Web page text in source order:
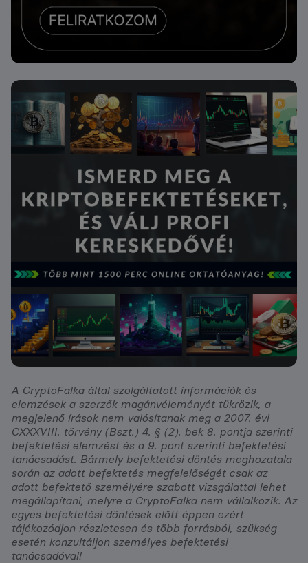
A CryptoFalka által szolgáltatott információk és
elemzések a szerzők magánvéleményét tükrözik, a
megjelenő írások nem valósítanak meg a 2007. évi
CXXXVIII. törvény (Bszt.) 4. § (2). bek 8. pontja szerinti
befektetési elemzést és a 9. pont szerinti befektetési
tanácsadást. Bármely befektetési döntés meghozatala
során az adott befektetés megfelelőségét csak az
adott befektető személyére szabott vizsgálattal lehet
megállapítani, melyre a CryptoFalka nem vállalkozik. Az
egyes befektetési döntések előtt éppen ezért
tájékozódjon részletesen és több forrásból, szükség
esetén konzultáljon személyes befektetési
tanácsadóval!